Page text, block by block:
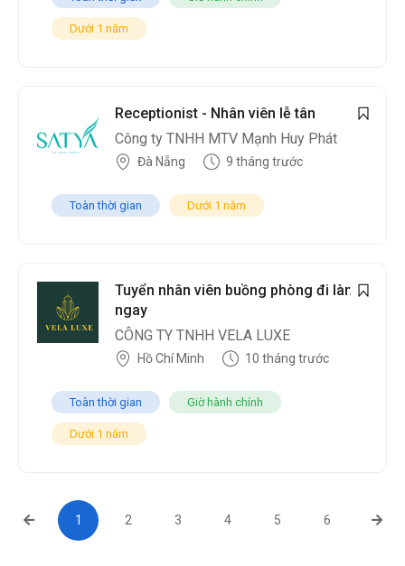
Dưới 1 năm
Receptionist - Nhân viên lễ tân
Công ty TNHH MTV Mạnh Huy Phát
Đà Nẵng 9 tháng trước
Toàn thời gian Dưới 1 năm
Tuyển nhân viên buồng phòng đi làm
ngay
CÔNG TY TNHH VELA LUXE
Hồ Chí Minh 10 tháng trước
Toàn thời gian Giờ hành chính
Dưới 1 năm
1 2 3 4 5 6